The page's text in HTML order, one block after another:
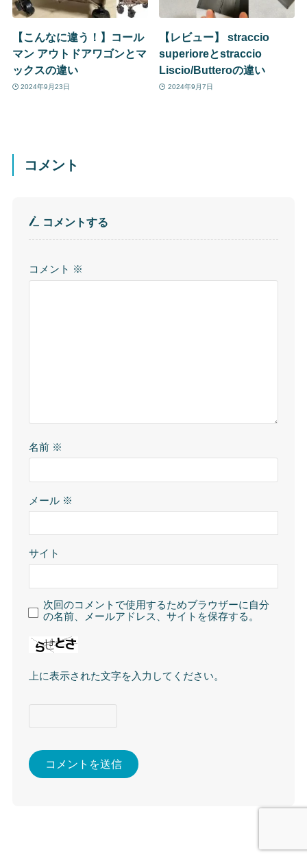
【こんなに違う！】コール
マン アウトドアワゴンとマ
ックスの違い
2024年9月23日
【レビュー】 straccio
superioreとstraccio
Liscio/Butteroの違い
2024年9月7日
コメント
コメントする
コメント ※
名前 ※
メール ※
サイト
次回のコメントで使用するためブラウザーに自分
の名前、メールアドレス、サイトを保存する。
上に表示された文字を入力してください。